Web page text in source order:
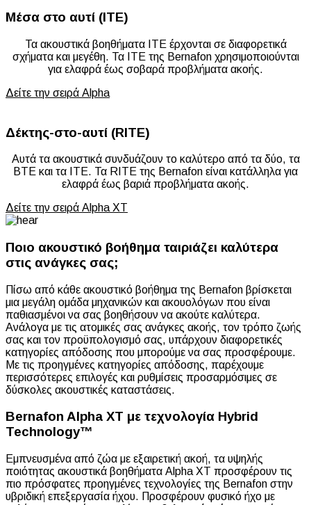
Μέσα στο αυτί (ITE)
Τα ακουστικά βοηθήματα ITE έρχονται σε διαφορετικά
σχήματα και μεγέθη. Τα ITE της Bernafon χρησιμοποιούνται
για ελαφρά έως σοβαρά προβλήματα ακοής.
Δείτε την σειρά Alpha
Δέκτης-στο-αυτί (RITE)
Αυτά τα ακουστικά συνδυάζουν το καλύτερο από τα δύο, τα
BTE και τα ITE. Τα RITE της Bernafon είναι κατάλληλα για
ελαφρά έως βαριά προβλήματα ακοής.
Δείτε την σειρά Alpha XT
Ποιο ακουστικό βοήθημα ταιριάζει καλύτερα
στις ανάγκες σας;
Πίσω από κάθε ακουστικό βοήθημα της Bernafon βρίσκεται
μια μεγάλη ομάδα μηχανικών και ακουολόγων που είναι
παθιασμένοι να σας βοηθήσουν να ακούτε καλύτερα.
Ανάλογα με τις ατομικές σας ανάγκες ακοής, τον τρόπο ζωής
σας και τον προϋπολογισμό σας, υπάρχουν διαφορετικές
κατηγορίες απόδοσης που μπορούμε να σας προσφέρουμε.
Με τις προηγμένες κατηγορίες απόδοσης, παρέχουμε
περισσότερες επιλογές και ρυθμίσεις προσαρμόσιμες σε
δύσκολες ακουστικές καταστάσεις.
Bernafon Alpha XT με τεχνολογία Hybrid
Technology™
Εμπνευσμένα από ζώα με εξαιρετική ακοή, τα υψηλής
ποιότητας ακουστικά βοηθήματα Alpha XT προσφέρουν τις
πιο πρόσφατες προηγμένες τεχνολογίες της Bernafon στην
υβριδική επεξεργασία ήχου. Προσφέρουν φυσικό ήχο με